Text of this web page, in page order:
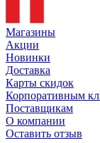
Магазины
Акции
Новинки
Доставка
Карты скидок
Корпоративным
Поставщикам
О компании
Оставить отзыв